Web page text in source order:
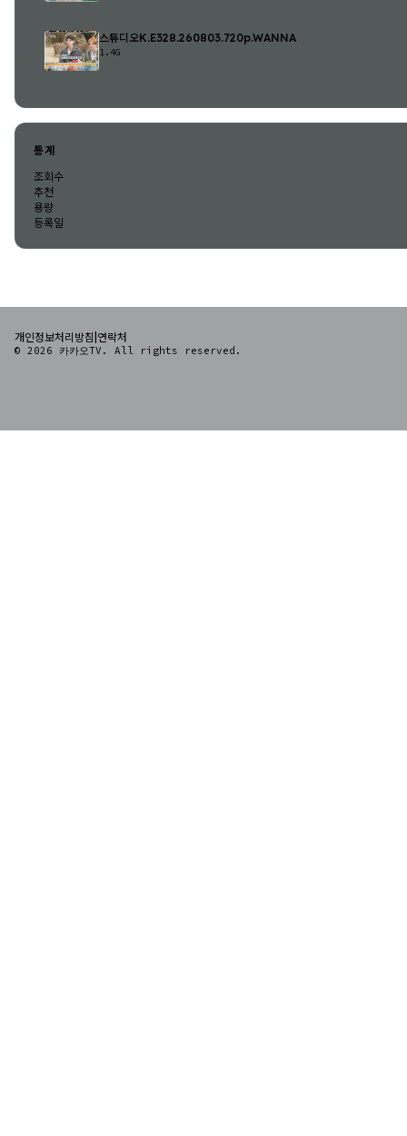
스튜디오K.E328.260803.720p.WANNA
1.4G
통계
조회수
추천
용량
등록일
개인정보처리방침 연락처
© 2026 카카오TV. All rights reserved.